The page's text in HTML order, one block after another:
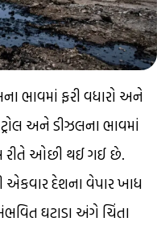
ભાવમાં ફરી વધારો અને
અને ડીઝલના ભાવમાં
રીતે ઓછી થઈ ગઈ છે.
એકવાર દેશના વેપાર ખાધ
ઘટાડા અંગે ચિંતા